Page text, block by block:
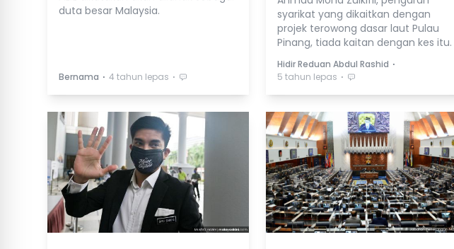
duta besar Malaysia.
Bernama ⋅ 4 tahun lepas ⋅
syarikat yang dikaitkan dengan
projek terowong dasar laut Pulau
Pinang, tiada kaitan dengan kes itu.
Hidir Reduan Abdul Rashid ⋅
5 tahun lepas ⋅